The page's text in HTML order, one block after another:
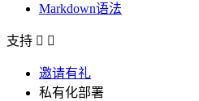
Markdown语法
支持  
邀请有礼
私有化部署